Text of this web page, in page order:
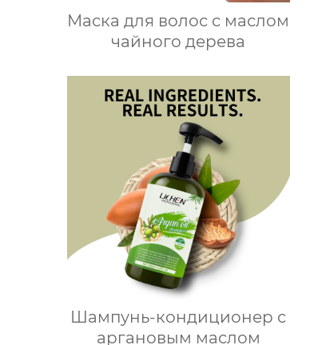
Маска для волос с маслом
чайного дерева
Шампунь-кондиционер с
аргановым маслом